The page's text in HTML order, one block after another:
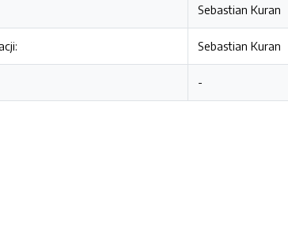
Sebastian Kuran
Sebastian Kuran
-